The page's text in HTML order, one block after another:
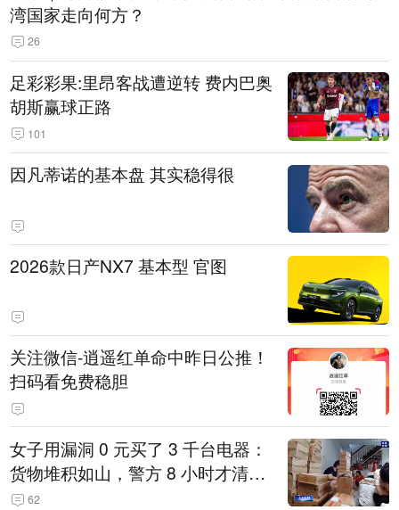
湾国家走向何方？
26
足彩彩果:里昂客战遭逆转 费内巴奥
胡斯赢球正路
101
因凡蒂诺的基本盘 其实稳得很
2026款日产NX7 基本型 官图
关注微信-逍遥红单命中昨日公推！
扫码看免费稳胆
女子用漏洞 0 元买了 3 千台电器：
货物堆积如山，警方 8 小时才清点
完 62